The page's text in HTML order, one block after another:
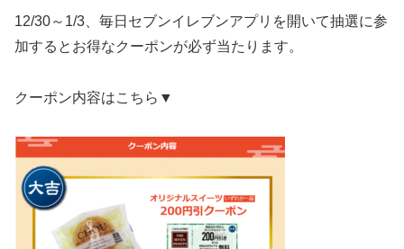
12/30～1/3、毎日セブンイレブンアプリを開いて抽選に参
加するとお得なクーポンが必ず当たります。
クーポン内容はこちら▼